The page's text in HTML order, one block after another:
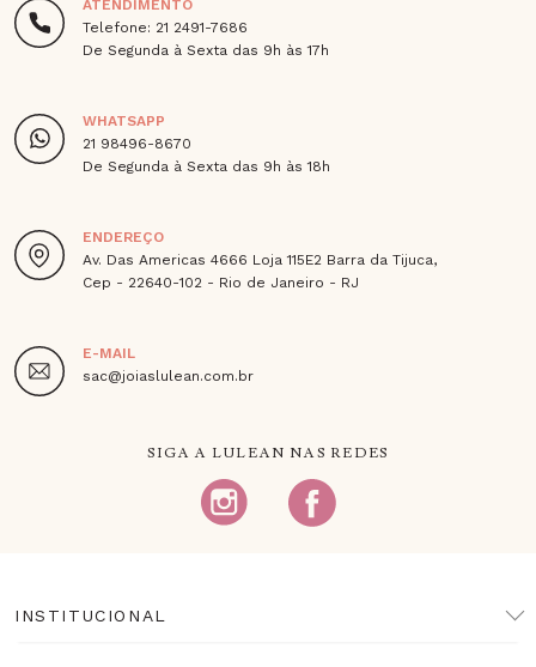
ATENDIMENTO
Telefone: 21 2491-7686
De Segunda à Sexta das 9h às 17h
WHATSAPP
21 98496-8670
De Segunda à Sexta das 9h às 18h
ENDEREÇO
Av. Das Americas 4666 Loja 115E2 Barra da Tijuca,
Cep - 22640-102 - Rio de Janeiro - RJ
E-MAIL
sac@joiaslulean.com.br
SIGA A LULEAN NAS REDES
INSTITUCIONAL